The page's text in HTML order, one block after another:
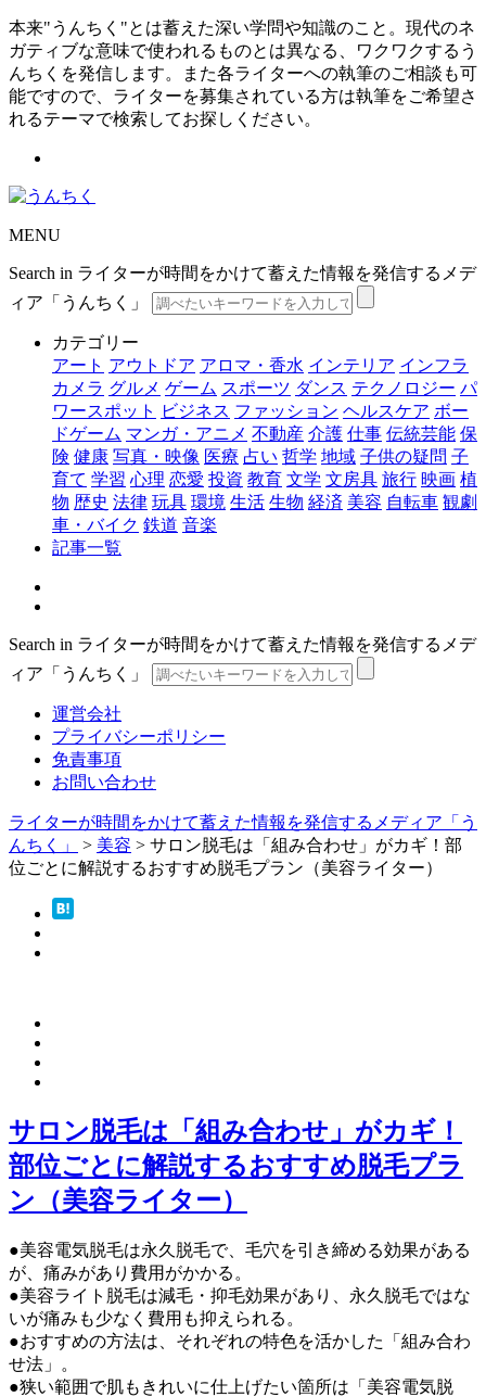
本来"うんちく"とは蓄えた深い学問や知識のこと。現代のネ
ガティブな意味で使われるものとは異なる、ワクワクするう
んちくを発信します。また各ライターへの執筆のご相談も可
能ですので、ライターを募集されている方は執筆をご希望さ
れるテーマで検索してお探しください。
MENU
Search in ライターが時間をかけて蓄えた情報を発信するメデ
ィア「うんちく」
カテゴリー
アート アウトドア アロマ・香水 インテリア インフラ
カメラ グルメ ゲーム スポーツ ダンス テクノロジー パ
ワースポット
ビジネス ファッション ヘルスケア ボー
ドゲーム マンガ・アニメ 不動産 介護 仕事 伝統芸能 保
険 健康 写真・映像 医療 占い 哲学 地域 子供の疑問 子
育て 学習 心理 恋愛 投資 教育 文学 文房具 旅行 映画 植
物 歴史 法律 玩具 環境 生活 生物 経済 美容 自転車 観劇
車・バイク 鉄道 音楽
記事一覧
Search in ライターが時間をかけて蓄えた情報を発信するメデ
ィア「うんちく」
運営会社
プライバシーポリシー
免責事項
お問い合わせ
ライターが時間をかけて蓄えた情報を発信するメディア「う
んちく」
> 美容 > サロン脱毛は「組み合わせ」がカギ！部
位ごとに解説するおすすめ脱毛プラン（美容ライター）
サロン脱毛は「組み合わせ」がカギ！
部位ごとに解説するおすすめ脱毛プラ
ン（美容ライター）
●美容電気脱毛は永久脱毛で、毛穴を引き締める効果がある
が、痛みがあり費用がかかる。
●美容ライト脱毛は減毛・抑毛効果があり、永久脱毛ではな
いが痛みも少なく費用も抑えられる。
●おすすめの方法は、それぞれの特色を活かした「組み合わ
せ法」。
●狭い範囲で肌もきれいに仕上げたい箇所は「美容電気脱